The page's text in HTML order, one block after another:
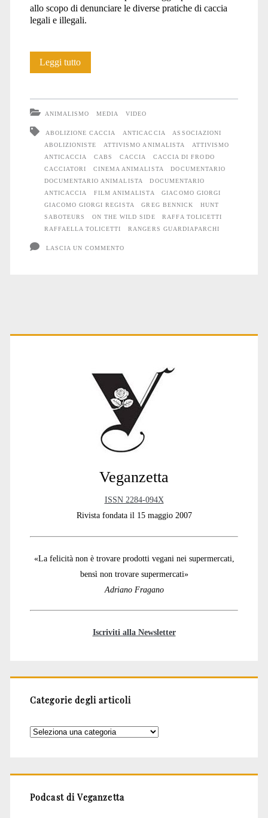
allo scopo di denunciare le diverse pratiche di caccia
legali e illegali.
Leggi tutto“On
ANIMALISMO MEDIA VIDEO
ABOLIZIONE CACCIA ANTICACCIA
ASSOCIAZIONI
ABOLIZIONISTE
ATTIVISMO ANIMALISTA
ATTIVISMO
ANTICACCIA
CABS CACCIA
CACCIA DI FRODO
CACCIATORI
CINEMA ANIMALISTA
DOCUMENTARIO
DOCUMENTARIO ANIMALISTA
DOCUMENTARIO
ANTICACCIA
FILM ANIMALISTA
GIACOMO GIORGI
GIACOMO GIORGI REGISTA
GREG BENNICK
HUNT
SABOTEURS
ON THE WILD SIDE
RAFFA TOLICETTI
RAFFAELLA TOLICETTI
RANGERS GUARDIAPARCHI
LASCIA UN COMMENTO
Primary
Veganzetta
ISSN 2284-094X
Rivista fondata il 15 maggio 2007
«La felicità non è trovare prodotti vegani nei supermercati,
bensì non trovare supermercati»
Adriano Fragano
Iscriviti alla Newsletter
Categorie degli articoli
Categorie
Podcast di Veganzetta